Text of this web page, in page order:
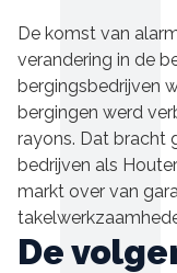
De komst van
verandering in de
bergingsbedrijven
bergingen werd
rayons. Dat bracht
bedrijven als
markt over van
De